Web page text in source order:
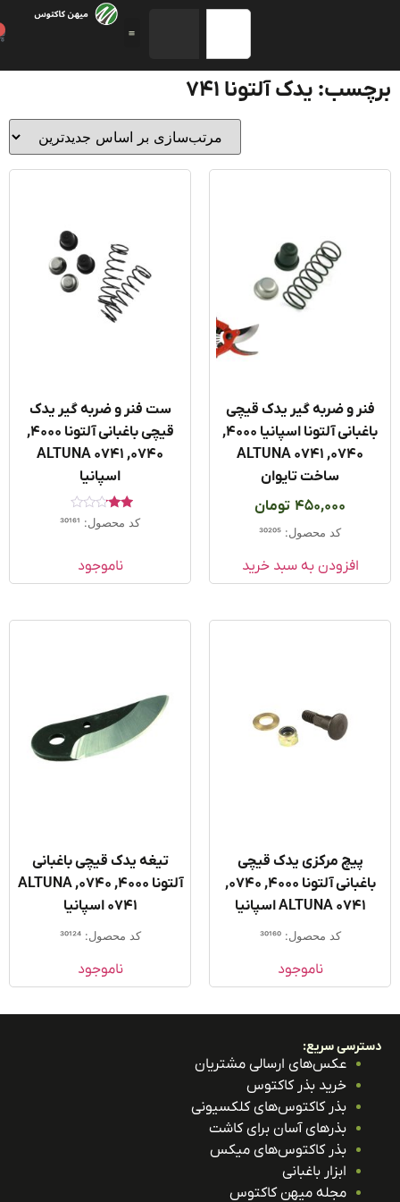
یدک آلتونا 741
و ضربه گیر یدک قیچی
باغبانی آلتونا اسپانیا 4000,
0740, ALTUNA 0741
ساخت تایوان
450,000 تومان
کد محصول: 30205
افزودن به سبد خرید
ست فنر و ضربه گیر یدک
قیچی باغبانی آلتونا 4000,
0740, ALTUNA 0741
اسپانیا
امتیاز
2.00
کد محصول: 30161
ناموجود
پیچ مرکزی یدک قیچی
باغبانی آلتونا 4000, 0740,
ALTUNA 0741 اسپانیا
کد محصول: 30160
ناموجود
تیغه یدک قیچی باغبانی
آلتونا 4000, 0740, ALTUNA
0741 اسپانیا
کد محصول: 30124
ناموجود
سریع:
عکس‌های ارسالی مشتریان
خرید بذر کاکتوس
بذر کاکتوس‌های کلکسیونی
بذرهای آسان برای کاشت
بذر کاکتوس‌های میکس
ابزار باغبانی
مجله میهن کاکتوس